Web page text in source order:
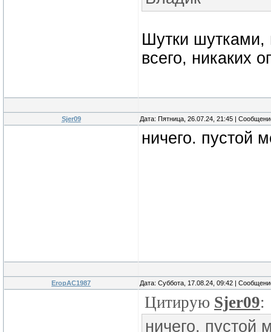
Шутки шутками,
всего, никаких
Sjer09 Дата: Пятница, 26.07.24, 21:45 |
ничего. пустой
EropAC1987 Дата: Суббота, 17.08.24, 09:42 |
Цитирую Sjer09:
ничего. пустой